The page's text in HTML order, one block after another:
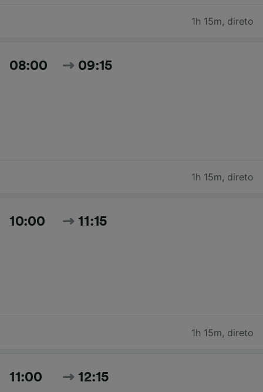
1h 15m, direto
08:00 09:15
1h 15m, direto
10:00 11:15
1h 15m, direto
11:00 12:15